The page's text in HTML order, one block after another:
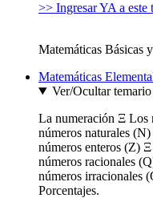
>> Ingresar YA a este
Matemáticas Básicas
Matemáticas
Ver/Ocultar temario
La numeración Ξ Los
números naturales
números enteros (Z)
números racionales
números irracionales
Porcentajes.